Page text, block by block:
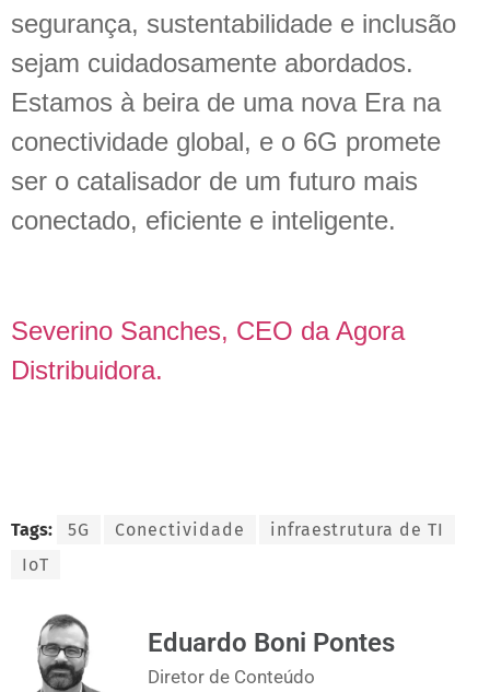
segurança, sustentabilidade e inclusão
sejam cuidadosamente abordados.
Estamos à beira de uma nova Era na
conectividade global, e o 6G promete
ser o catalisador de um futuro mais
conectado, eficiente e inteligente.
Severino Sanches, CEO da Agora
Distribuidora.
Tags: 5G Conectividade
infraestrutura de TI
IoT
Eduardo Boni Pontes
Diretor de Conteúdo